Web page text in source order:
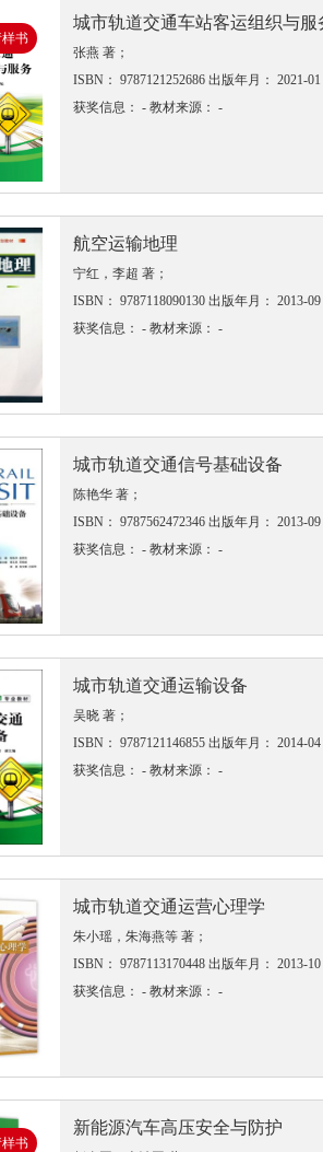
书
城市轨道交通车站客运组织与服
张燕 著；
ISBN： 9787121252686 出版年月： 2021-01
获奖信息： - 教材来源： -
航空运输地理
宁红，李超 著；
ISBN： 9787118090130 出版年月： 2013-09
获奖信息： - 教材来源： -
城市轨道交通信号基础设备
陈艳华 著；
ISBN： 9787562472346 出版年月： 2013-09
获奖信息： - 教材来源： -
城市轨道交通运输设备
吴晓 著；
ISBN： 9787121146855 出版年月： 2014-04
获奖信息： - 教材来源： -
城市轨道交通运营心理学
朱小瑶，朱海燕等 著；
ISBN： 9787113170448 出版年月： 2013-10
获奖信息： - 教材来源： -
书
新能源汽车高压安全与防护